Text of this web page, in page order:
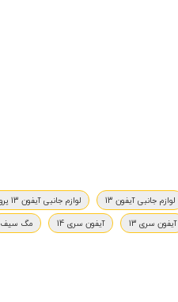
لوازم جانبی آیفون 13 لوازم جانبی آیفون 13 پرو
آیفون سری 13 آیفون سری 14 مگ سیف